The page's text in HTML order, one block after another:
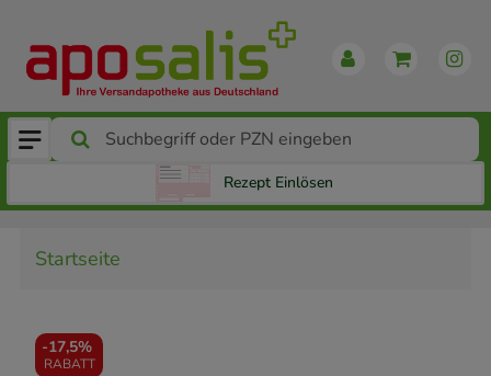
Rezept Einlösen
Startseite
-17,5%
RABATT